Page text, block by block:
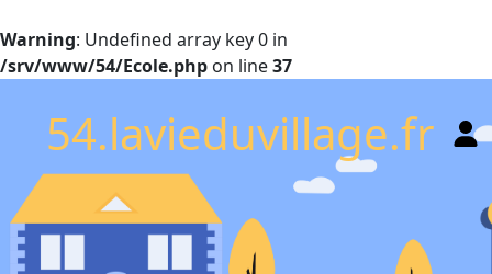
Warning: Undefined array key 0 in
/srv/www/54/Ecole.php on line37
54.lavieduvillage.fr